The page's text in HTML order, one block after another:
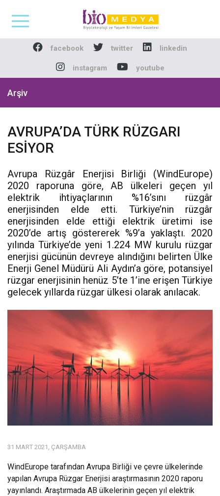
Biomedya -
facebook twitter linkedin
instagram youtube
Arşiv
AVRUPA’DA TÜRK RÜZGARI
ESİYOR
Avrupa Rüzgâr Enerjisi Birliği (WindEurope)
2020 raporuna göre, AB ülkeleri geçen yıl
elektrik ihtiyaçlarının %16’sını rüzgâr
enerjisinden elde etti. Türkiye’nin rüzgâr
enerjisinden elde ettiği elektrik üretimi ise
2020’de artış göstererek %9’a yaklaştı. 2020
yılında Türkiye’de yeni 1.224 MW kurulu rüzgar
enerjisi gücünün devreye alındığını belirten Ülke
Enerji Genel Müdürü Ali Aydın’a göre, potansiyel
rüzgar enerjisinin henüz 5’te 1’ine erişen Türkiye
gelecek yıllarda rüzgar ülkesi olarak anılacak.
31 MART 2021, ÇARŞAMBA
WindEurope tarafından Avrupa Birliği ve çevre ülkelerinde
yapılan Avrupa Rüzgar Enerjisi araştırmasının 2020 raporu
yayınlandı. Araştırmada AB ülkelerinin geçen yıl elektrik